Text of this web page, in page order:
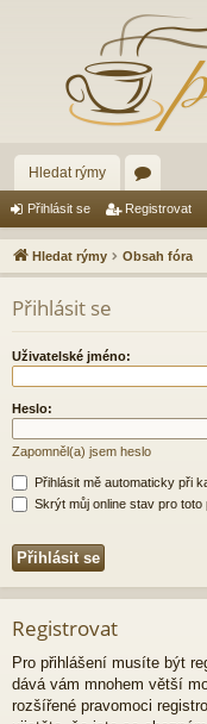
Hledat rýmy
ór
a
Přihlásit se Registrovat
Hledat rýmy Obsah fóra
Přihlásit se
Uživatelské jméno:
Heslo:
Zapomněl(a) jsem heslo
Přihlásit mě automaticky při
Skrýt můj online stav pro toto
Registrovat
Pro přihlášení musíte být
dává vám mnohem větší
rozšířené pravomoci